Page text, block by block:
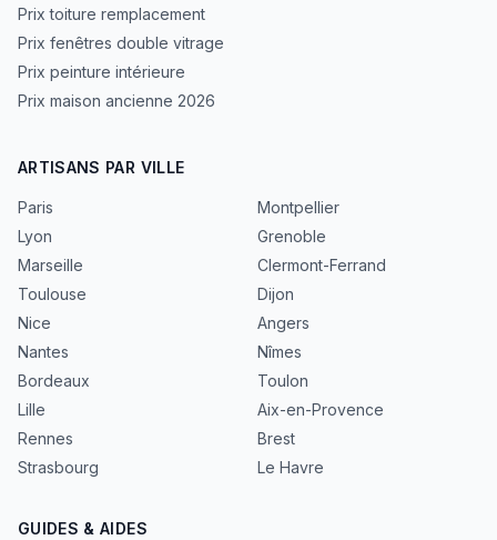
Prix toiture remplacement
Prix fenêtres double vitrage
Prix peinture intérieure
Prix maison ancienne 2026
ARTISANS PAR VILLE
Paris
Lyon
Marseille
Toulouse
Nice
Nantes
Bordeaux
Lille
Rennes
Strasbourg
Montpellier
Grenoble
Clermont-Ferrand
Dijon
Angers
Nîmes
Toulon
Aix-en-Provence
Brest
Le Havre
GUIDES & AIDES